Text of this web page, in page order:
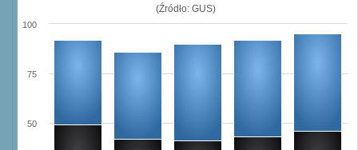
(Źródło: GUS)
50
75
100